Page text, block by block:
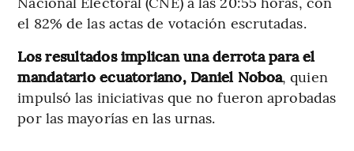
el 82% de las actas de votación escrutadas.
Los resultados implican una derrota para el
mandatario ecuatoriano, Daniel Noboa, quien
impulsó las iniciativas que no fueron aprobadas
por las mayorías en las urnas.